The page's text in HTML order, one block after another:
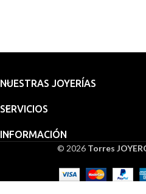
NUESTRAS JOYERÍAS
SERVICIOS
INFORMACIÓN
© 2026 Torres